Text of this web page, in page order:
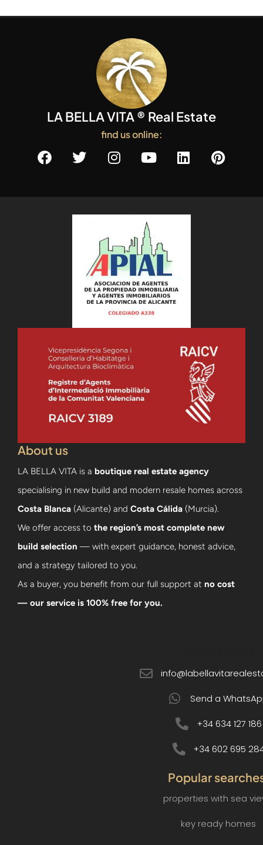
LA BELLA VITA ® Real Estate
find us online:
About us
LA BELLA VITA is a boutique real estate agency
specialising in new build and modern resale homes across
Costa Blanca (Alicante) and Costa Cálida (Murcia).
We offer access to the region’s most complete new
build selection — with expert guidance, honest advice,
and a strategy tailored to you.
As a buyer, you benefit from our full support at no cost
— our service is 100% free for you.
Send a
+34 634 127 186
+34 602 695
Popular
properties with sea
key ready homes